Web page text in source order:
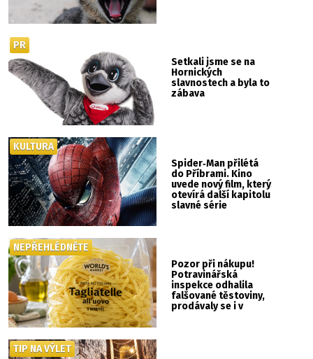
Setkali jsme se na
Hornických
slavnostech a byla to
zábava
PR
Spider‑Man přilétá
do Příbrami. Kino
uvede nový film, který
otevírá další kapitolu
slavné série
KULTURA
Pozor při nákupu!
Potravinářská
inspekce odhalila
falšované těstoviny,
prodávaly se i v
NEPŘEHLÉDNĚTE
TIP NA VÝLET